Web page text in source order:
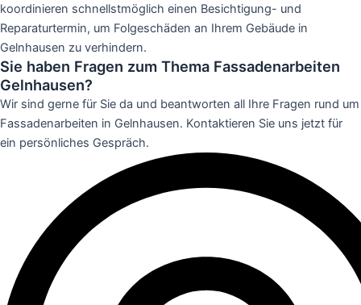
koordinieren schnellstmöglich einen Besichtigung- und
Reparaturtermin, um Folgeschäden an Ihrem Gebäude in
Gelnhausen zu verhindern.
Sie haben Fragen zum Thema Fassadenarbeiten
Gelnhausen?
Wir sind gerne für Sie da und beantworten all Ihre Fragen rund um
Fassadenarbeiten in Gelnhausen. Kontaktieren Sie uns jetzt für
ein persönliches Gespräch.